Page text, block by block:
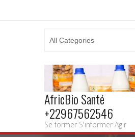
AfricBio Santé
+22967562546
Se former S'informer Agir